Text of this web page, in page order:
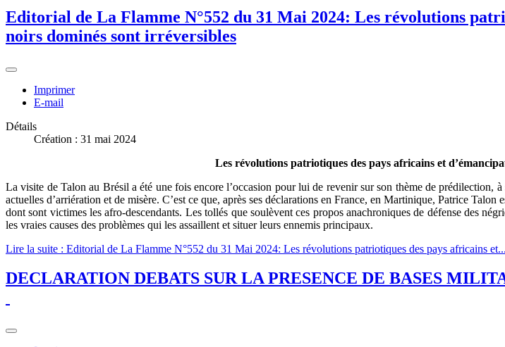
Editorial de La Flamme N°552 du 31 Mai 2024: Les révolutions
noirs dominés sont irréversibles
Imprimer
E-mail
Détails
Création : 31 mai 2024
Les révolutions patriotiques des pays africains et
La visite de Talon au Brésil a été une fois encore l’occasion pour lui de revenir sur son thème de prédilection,
actuelles d’arriération et de misère. C’est ce que, après ses déclarations en France, en Martinique, Patrice
dont sont victimes les afro-descendants. Les tollés que soulèvent ces propos anachroniques de défense des
les vraies causes des problèmes qui les assaillent et situer leurs ennemis principaux.
Lire la suite : Editorial de La Flamme N°552 du 31 Mai 2024: Les révolutions patriotiques des pays africains et...
DECLARATION DEBATS SUR LA PRESENCE DE BASES